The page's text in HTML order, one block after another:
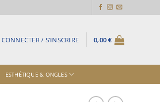
CONNECTER / S’INSCRIRE 0,00€
ESTHÉTIQUE & ONGLES